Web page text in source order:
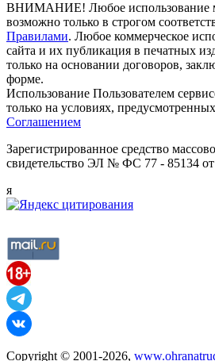
ВНИМАНИЕ! Любое использование
возможно только в строгом
Правилами. Любое коммерческое
сайта и их публикация в печатных
только на основании договоров,
форме.
Использование Пользователем
только на условиях, предусмотренных
Соглашением
Зарегистрированное средство
свидетельство ЭЛ № ФС 77 - 85134 от
я
Copyright © 2001-2026,